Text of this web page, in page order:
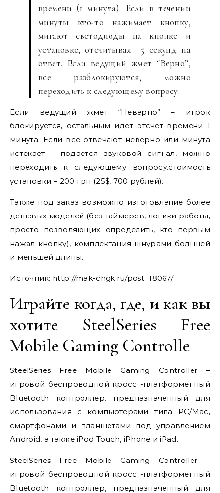
времени (1 минута). Если в течении
минуты кто-то нажимает кнопку,
мигают светодиоды на кнопке и
установке, отсчитывая 5 секунд на
ответ. Если ведущий жмет “Верно”,
все разблокируются, можно
переходить к следующему вопросу.
Если ведущий жмет “Неверно” – игрок
блокируется, остальным идет отсчет времени 1
минута. Если все отвечают неверно или минута
истекает – подается звуковой сигнал, можно
переходить к следующему вопросу.стоимость
установки – 200 грн (25$, 700 рублей).
Также под заказ возможно изготовление более
дешевых моделей (без таймеров, логики работы,
просто позволяющих определить, кто первым
нажал кнопку), комплектация шнурами большей
и меньшей длины.
Источник: http://mak-chgk.ru/post_18067/
Играйте когда, где, и как вы
хотите SteelSeries Free
Mobile Gaming Controlle
SteelSeries Free Mobile Gaming Controller –
игровой беспроводной кросс -платформенный
Bluetooth контроллер, предназначенный для
использования с компьютерами типа PC/Mac,
смартфонами и планшетами под управлением
Android, а также iPod Touch, iPhone и iPad.
SteelSeries Free Mobile Gaming Controller –
игровой беспроводной кросс -платформенный
Bluetooth контроллер, предназначенный для